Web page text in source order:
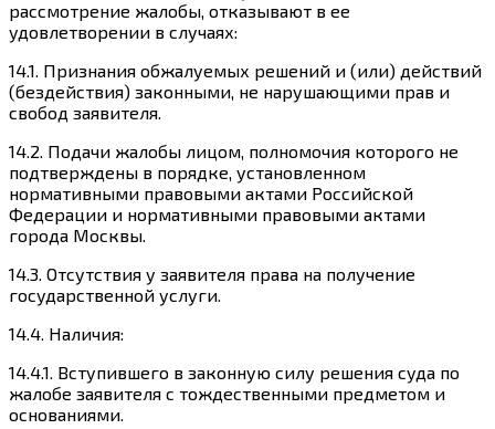
рассмотрение жалобы, отказывают в ее
удовлетворении в случаях:
14.1. Признания обжалуемых решений и (или) действий
(бездействия) законными, не нарушающими прав и
свобод заявителя.
14.2. Подачи жалобы лицом, полномочия которого не
подтверждены в порядке, установленном
нормативными правовыми актами Российской
Федерации и нормативными правовыми актами
города Москвы.
14.3. Отсутствия у заявителя права на получение
государственной услуги.
14.4. Наличия:
14.4.1. Вступившего в законную силу решения суда по
жалобе заявителя с тождественными предметом и
основаниями.